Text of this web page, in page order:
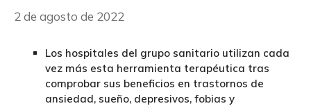
2 de agosto de 2022
Los hospitales del grupo sanitario utilizan cada
vez más esta herramienta terapéutica tras
comprobar sus beneficios en trastornos de
ansiedad, sueño, depresivos, fobias y